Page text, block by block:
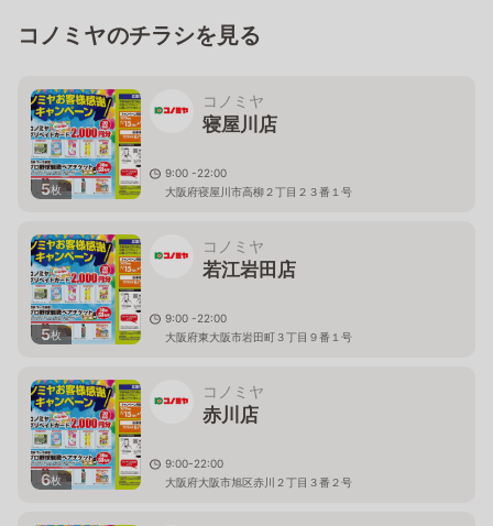
コノミヤのチラシを見る
5枚
コノミヤ
寝屋川店
9:00 -22:00
大阪府寝屋川市高柳２丁目２３番１号
5枚
コノミヤ
若江岩田店
9:00 -22:00
大阪府東大阪市岩田町３丁目９番１号
6枚
コノミヤ
赤川店
9:00-22:00
大阪府大阪市旭区赤川２丁目３番２号